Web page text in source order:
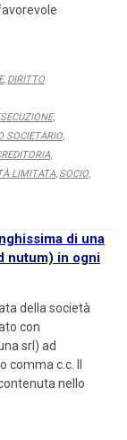
, DIRITTO
,
SOCIETARIO
LIMITATA SOCIO
di una
nutum) in ogni
della società
con
srl) ad
c.c. Il
nello